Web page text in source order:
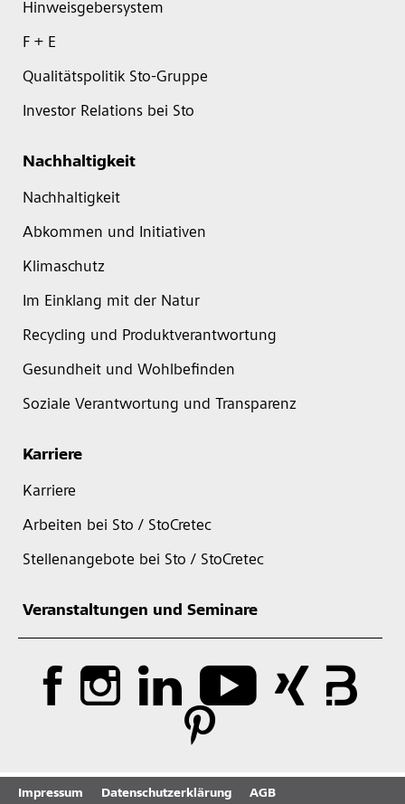
Hinweisgebersystem
F + E
Qualitätspolitik Sto-Gruppe
Investor Relations bei Sto
Nachhaltigkeit
Nachhaltigkeit
Abkommen und Initiativen
Klimaschutz
Im Einklang mit der Natur
Recycling und Produktverantwortung
Gesundheit und Wohlbefinden
Soziale Verantwortung und Transparenz
Karriere
Karriere
Arbeiten bei Sto / StoCretec
Stellenangebote bei Sto / StoCretec
Veranstaltungen und Seminare
Impressum Datenschutzerklärung AGB